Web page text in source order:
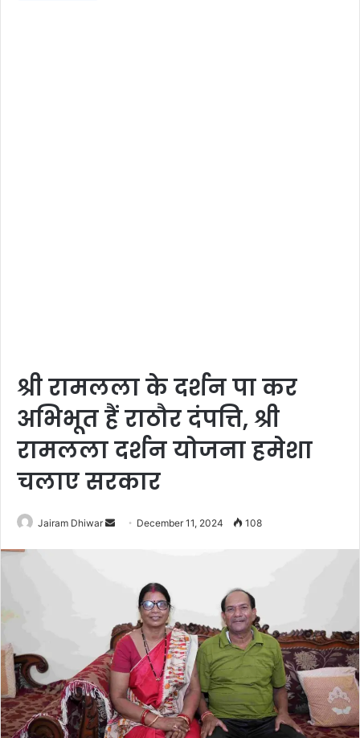
श्री रामलला के दर्शन पा कर
अभिभूत हैं राठौर दंपत्ति, श्री
रामलला दर्शन योजना हमेशा
चलाए सरकार
Jairam Dhiwar
Send December 11, 2024 108